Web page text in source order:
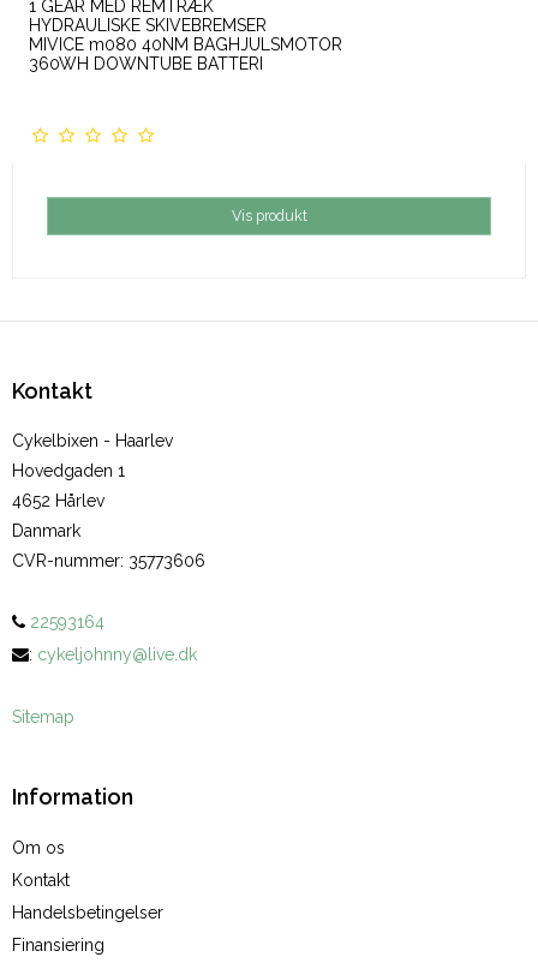
1 GEAR MED REMTRÆK
HYDRAULISKE SKIVEBREMSER
MIVICE m080 40NM BAGHJULSMOTOR
360WH DOWNTUBE BATTERI
Vis produkt
Kontakt
Cykelbixen - Haarlev
Hovedgaden 1
4652 Hårlev
Danmark
CVR-nummer: 35773606
22593164
: cykeljohnny@live.dk
Sitemap
Information
Om os
Kontakt
Handelsbetingelser
Finansiering